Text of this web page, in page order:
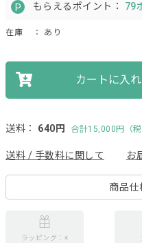
もらえるポイント： 79
在庫 ： あり
カートに入
送料： 640円 合計15,000円（
送料 / 手数料に関して お
商品仕
ラッピング：×